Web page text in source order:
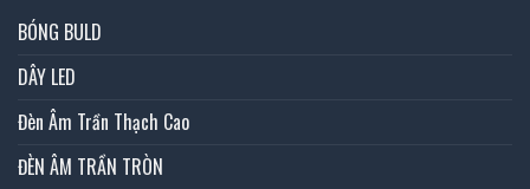
BÓNG BULD
DÂY LED
Đèn Âm Trần Thạch Cao
ĐÈN ÂM TRẦN TRÒN